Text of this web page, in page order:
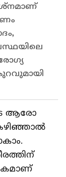
ആരോ​